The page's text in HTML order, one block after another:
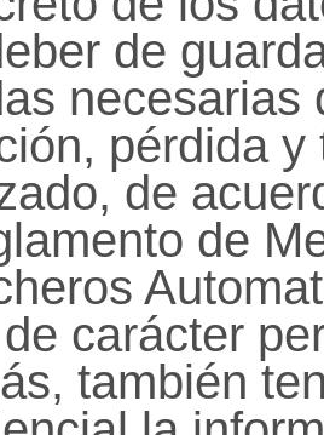
de
necesarias
pérdida
de
de
carácter
también